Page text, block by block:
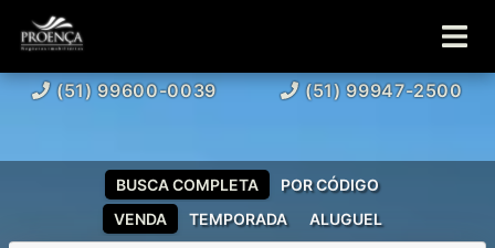
(51) 99600-0039 (51) 99947-2500
VENDA TEMPORADA ALUGUEL
BUSCA COMPLETA POR CÓDIGO